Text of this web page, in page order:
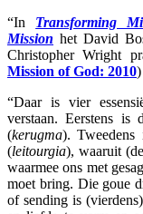
“In Transforming
Mission het David
Christopher Wright
Mission of God: 2010
“Daar is vier
verstaan. Eerstens
(kerugma).
(leitourgia), waaruit
waarmee ons met
moet bring. Die goue
of sending is